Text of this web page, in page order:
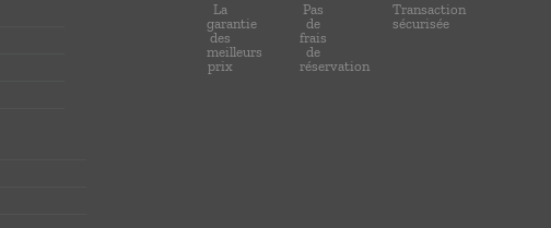
La
garantie
des
meilleurs
prix
Pas
de
frais
de
réservation
Transaction
sécurisée